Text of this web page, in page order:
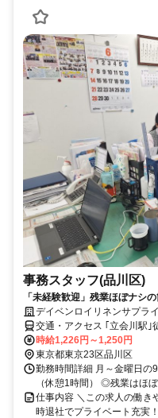
事務スタッフ(品川区)
「未経験歓迎」残業ほぼナシ
デイベンロイリネンサプラ
交通・アクセス ｢立会川駅｣
時給1,226円～1,250円
東京都東京23区品川区
勤務時間詳細 月～金曜日の
（休憩1時間） ◎残業はほ
仕事内容 ＼この求人の働き
時退社でプライベート充実